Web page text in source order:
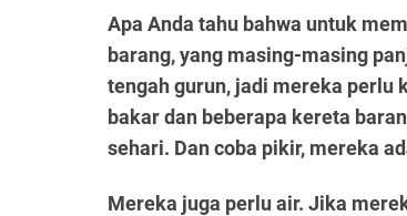
Apa Anda tahu bahwa untuk
barang, yang masing-masing
tengah gurun, jadi mereka perlu
bakar dan beberapa kereta
sehari. Dan coba pikir, mereka
Mereka juga perlu air. Jika